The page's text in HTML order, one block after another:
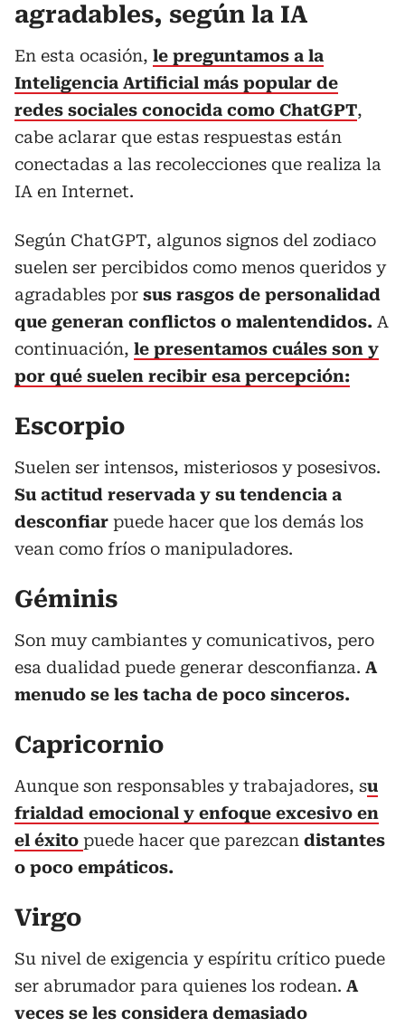
agradables, según la IA
En esta ocasión, le preguntamos a la
Inteligencia Artificial más popular de
redes sociales conocida como ChatGPT,
cabe aclarar que estas respuestas están
conectadas a las recolecciones que realiza la
IA en Internet.
Según ChatGPT, algunos signos del zodiaco
suelen ser percibidos como menos queridos y
agradables por sus rasgos de personalidad
que generan conflictos o malentendidos. A
continuación, le presentamos cuáles son y
por qué suelen recibir esa percepción:
Escorpio
Suelen ser intensos, misteriosos y posesivos.
Su actitud reservada y su tendencia a
desconfiar puede hacer que los demás los
vean como fríos o manipuladores.
Géminis
Son muy cambiantes y comunicativos, pero
esa dualidad puede generar desconfianza. A
menudo se les tacha de poco sinceros.
Capricornio
Aunque son responsables y trabajadores, su
frialdad emocional y enfoque excesivo en
el éxito puede hacer que parezcan distantes
o poco empáticos.
Virgo
Su nivel de exigencia y espíritu crítico puede
ser abrumador para quienes los rodean. A
veces se les considera demasiado